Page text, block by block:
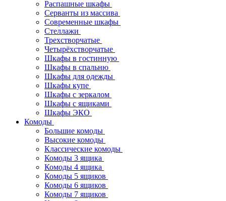
Распашные шкафы
Серванты из массива
Современные шкафы
Стеллажи
Трехстворчатые
Четырёхстворчатые
Шкафы в гостинную
Шкафы в спальню
Шкафы для одежды
Шкафы купе
Шкафы с зеркалом
Шкафы с ящиками
Шкафы ЭКО
Комоды
Большие комоды
Высокие комоды
Классические комоды
Комоды 3 ящика
Комоды 4 ящика
Комоды 5 ящиков
Комоды 6 ящиков
Комоды 7 ящиков